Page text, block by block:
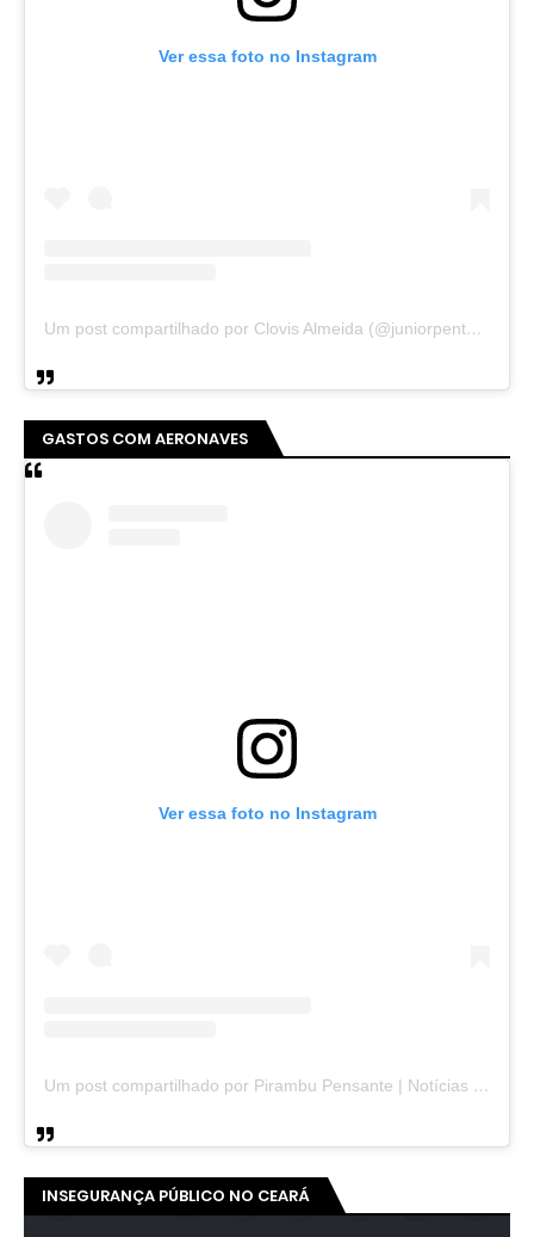
Ver essa foto no Instagram
Um post compartilhado por Clovis Almeida (@juniorpentecoste01)
GASTOS COM AERONAVES
Ver essa foto no Instagram
Um post compartilhado por Pirambu Pensante | Notícias & Entretenimento (@pirambupensante)
INSEGURANÇA PÚBLICO NO CEARÁ